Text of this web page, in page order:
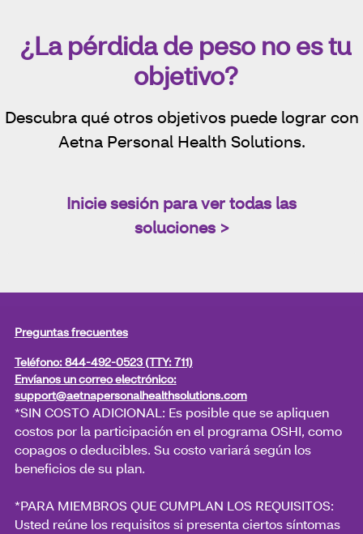
¿La pérdida de peso no es tu
objetivo?
Descubra qué otros objetivos puede lograr con
Aetna Personal Health Solutions.
Inicie sesión para ver todas las
soluciones >
Preguntas frecuentes
Teléfono: 844-492-0523 (TTY: 711)
Envíanos un correo electrónico:
support@aetnapersonalhealthsolutions.com
*SIN COSTO ADICIONAL: Es posible que se apliquen
costos por la participación en el programa OSHI, como
copagos o deducibles. Su costo variará según los
beneficios de su plan.
*PARA MIEMBROS QUE CUMPLAN LOS REQUISITOS:
Usted reúne los requisitos si presenta ciertos síntomas